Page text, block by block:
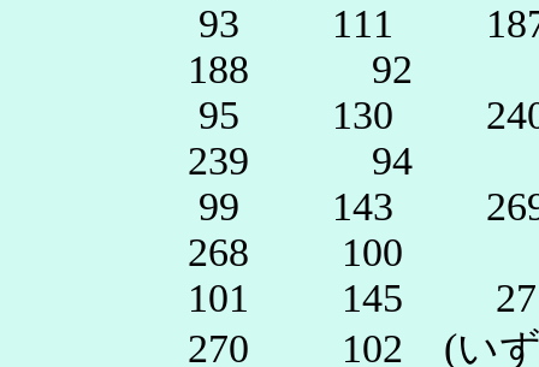
93 111
188 92
95 130
239 94
99 143
268 100
101 145
270 102 (いずれ